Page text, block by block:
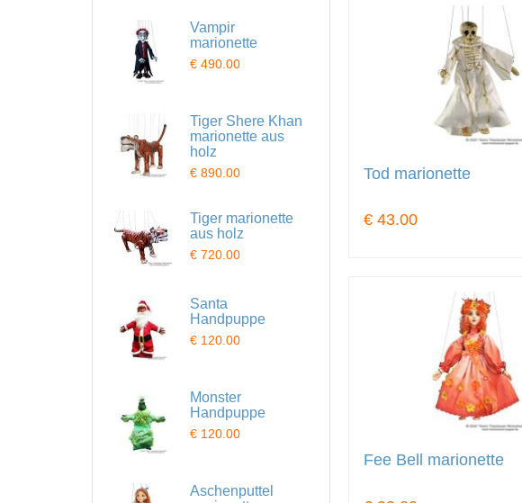
Tod marionette
€ 43.00
Fee Bell marionette
Vampir
marionette
€ 490.00
Tiger Shere Khan
marionette aus
holz
€ 890.00
Tiger marionette
aus holz
€ 720.00
Santa
Handpuppe
€ 120.00
Monster
Handpuppe
€ 120.00
Aschenputtel